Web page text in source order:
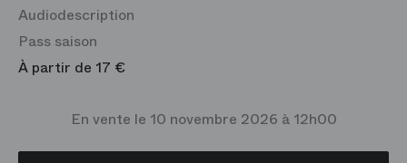
Audiodescription
Pass saison
À partir de 17 €
En vente le 10 novembre 2026 à 12h00